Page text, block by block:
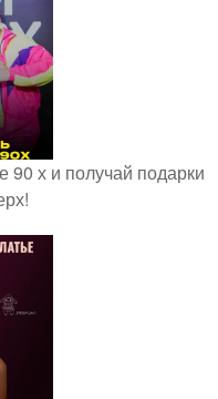
90 х и получай подарки